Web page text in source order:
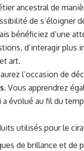
ancestral de
de s’éloigner
bénéficiez d’une
d’interagir plus
art.
l’occasion de
. Vous apprendrez
évolué au fil du
utilisés pour le
de brillance et de